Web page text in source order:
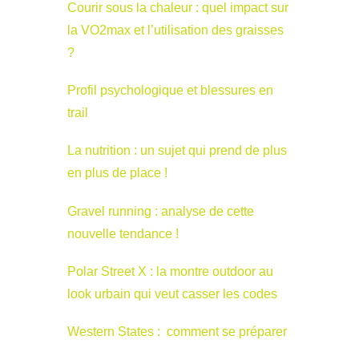
Courir sous la chaleur : quel impact sur
la VO2max et l’utilisation des graisses
?
Profil psychologique et blessures en
trail
La nutrition : un sujet qui prend de plus
en plus de place !
Gravel running : analyse de cette
nouvelle tendance !
Polar Street X : la montre outdoor au
look urbain qui veut casser les codes
Western States : comment se préparer